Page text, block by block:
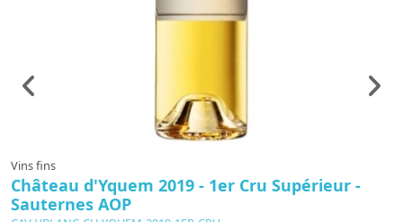
Vins fins
Château d'Yquem 2019 - 1er Cru Supérieur -
Sauternes AOP